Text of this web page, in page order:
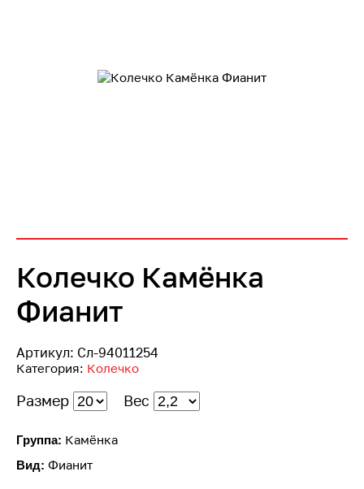
Колечко Камёнка
Фианит
Артикул: Сл-94011254
Категория: Колечко
Размер Вес
Группа: Камёнка
Вид: Фианит